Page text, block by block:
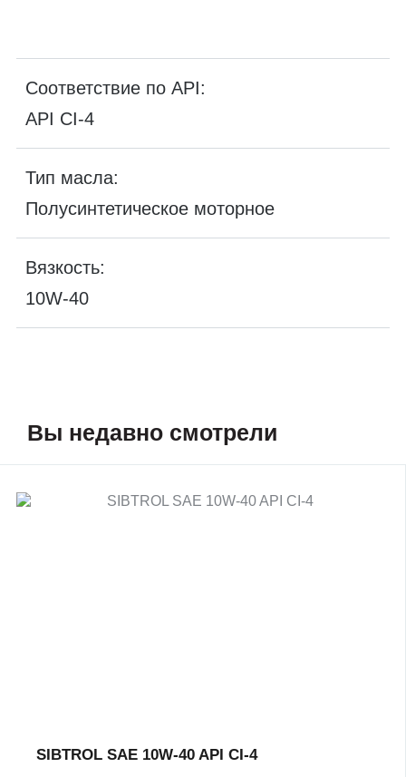
Соответствие по API:
API CI-4
Тип масла:
Полусинтетическое моторное
Вязкость:
10W-40
Вы недавно смотрели
SIBTROL SAE 10W-40 API CI-4